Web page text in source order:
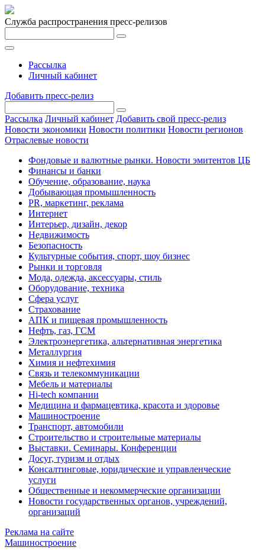
Служба распространения пресс-релизов
Рассылка
Личный кабинет
Добавить пресс-релиз
Рассылка Личный кабинет Добавить свой пресс-релиз
Новости экономики Новости политики Новости регионов
Отраслевые новости
Фондовые и валютные рынки. Новости эмитентов ЦБ
Финансы и банки
Обучение, образование, наука
Добывающая промышленность
PR, маркетинг, реклама
Интернет
Интерьер, дизайн, декор
Недвижимость
Безопасность
Культурные события, спорт, шоу бизнес
Рынки и торговля
Мода, одежда, аксессуары, стиль
Оборудование, техника
Сфера услуг
Страхование
АПК и пищевая промышленность
Нефть, газ, ГСМ
Электроэнергетика, альтернативная энергетика
Металлургия
Химия и нефтехимия
Связь и телекоммуникации
Мебель и материалы
Hi-tech компании
Медицина и фармацевтика, красота и здоровье
Машиностроение
Транспорт, автомобили
Строительство и строительные материалы
Выставки. Семинары. Конференции
Досуг, туризм и отдых
Консалтинговые, юридические и управленческие
услуги
Общественные и некоммерческие организации
Новости государственных органов, учреждений,
организаций
Реклама на сайте
Машиностроение